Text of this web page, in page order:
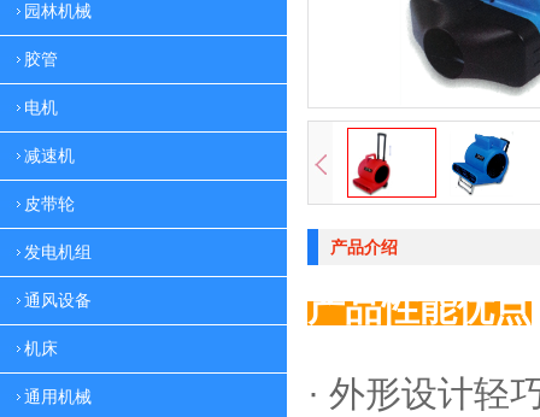
园林机械
胶管
电机
减速机
皮带轮
发电机组
通风设备
机床
通用机械
产品介绍
产品性能优点
· 外形设计轻